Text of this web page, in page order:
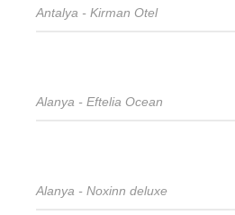
Antalya - Kirman Otel
Alanya - Eftelia Ocean
Alanya - Noxinn deluxe